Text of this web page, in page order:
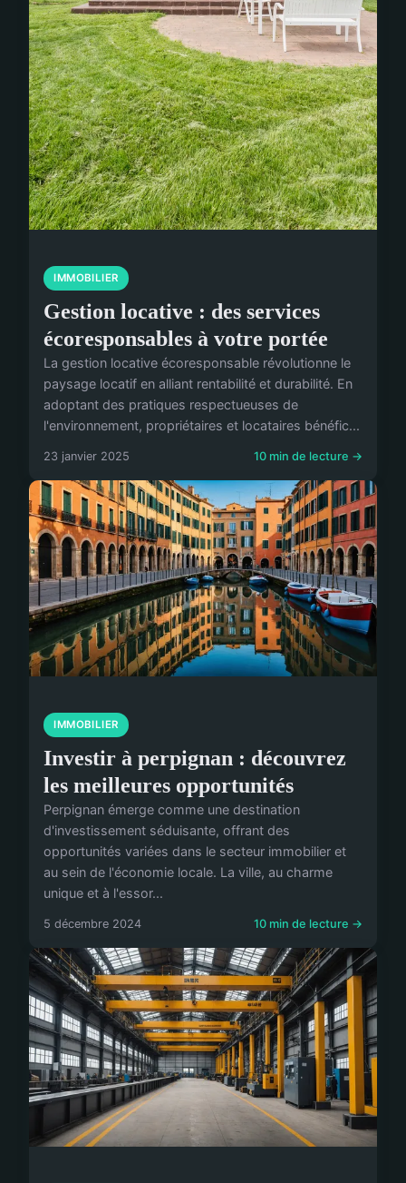
IMMOBILIER
Gestion locative : des services
écoresponsables à votre portée
La gestion locative écoresponsable révolutionne le
paysage locatif en alliant rentabilité et durabilité. En
adoptant des pratiques respectueuses de
l'environnement, propriétaires et locataires bénéfic...
23 janvier 2025 10 min de lecture →
IMMOBILIER
Investir à perpignan : découvrez
les meilleures opportunités
Perpignan émerge comme une destination
d'investissement séduisante, offrant des
opportunités variées dans le secteur immobilier et
au sein de l'économie locale. La ville, au charme
unique et à l'essor...
5 décembre 2024 10 min de lecture →